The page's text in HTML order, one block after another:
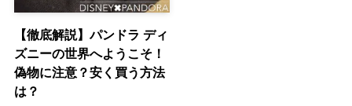
【徹底解説】パンドラ ディ
ズニーの世界へようこそ！
偽物に注意？安く買う方法
は？